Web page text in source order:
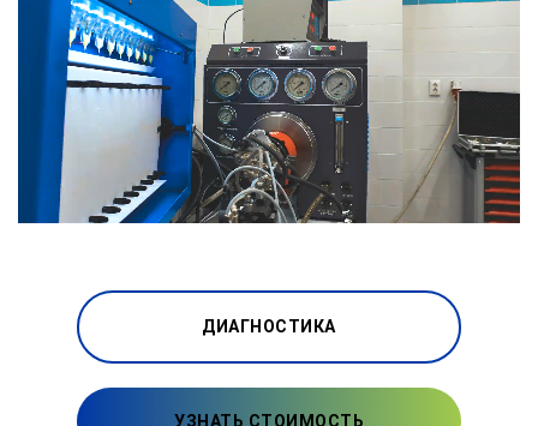
ДИАГНОСТИКА
УЗНАТЬ СТОИМОСТЬ